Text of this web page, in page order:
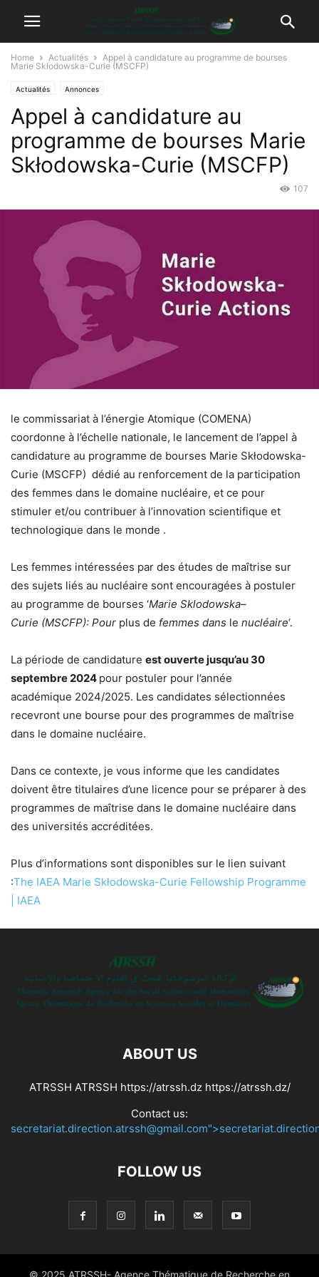
Home Actualités
Appel à candidature au programme de bourses
Marie Skłodowska-Curie (MSCFP)
Actualités Annonces
Appel à candidature au
programme de bourses Marie
Skłodowska-Curie (MSCFP)
107
le commissariat à l’énergie Atomique (COMENA)
coordonne à l’échelle nationale, le lancement de l’appel à
candidature au programme de bourses Marie Skłodowska-
Curie (MSCFP) dédié au renforcement de la participation
des femmes dans le domaine nucléaire, et ce pour
stimuler et/ou contribuer à l’innovation scientifique et
technologique dans le monde .
Les femmes intéressées par des études de maîtrise sur
des sujets liés au nucléaire sont encouragées à postuler
au programme de bourses ‘Marie Sklodowska–
Curie (MSCFP): Pour plus de femmes dans le nucléaire‘.
La période de candidature est ouverte jusqu’au 30
septembre 2024 pour postuler pour l’année
académique 2024/2025. Les candidates sélectionnées
recevront une bourse pour des programmes de maîtrise
dans le domaine nucléaire.
Dans ce contexte, je vous informe que les candidates
doivent être titulaires d’une licence pour se préparer à des
programmes de maîtrise dans le domaine nucléaire dans
des universités accréditées.
Plus d’informations sont disponibles sur le lien suivant
:The IAEA Marie Skłodowska-Curie Fellowship Programme
| IAEA
ABOUT US
ATRSSH ATRSSH https://atrssh.dz https://atrssh.dz/
Contact us:
FOLLOW US